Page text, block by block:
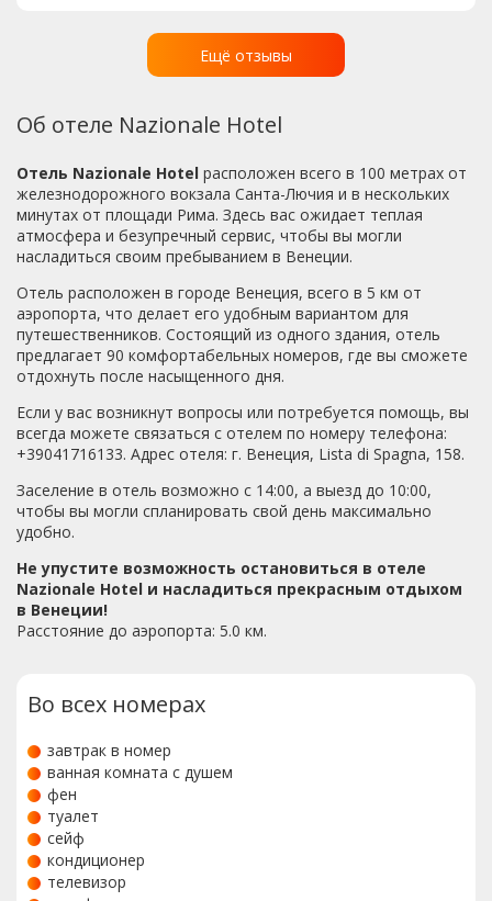
проблематично, а вдвоем совершенно невозможно.
Номер чистый, с отлично работающим кондиционером,
за что отдельное спасибо, ибо без него в августе
обычный континентальный завтрак: чай, кофе, молоко,
булочки, сыр, ветчина, хлопья, мюсли, йогурты.
горячих тостов. Персонал отеля в целом приятный и
приветливый.Выселение из гостиницы в 10 утра (могли
бы сделать хотя бы в 12, особенно если заезжаешь в 10
вечера). Чемоданы после выезда можно оставить в
комнате хранения, но за их сохранность никто не
собой. В целом отель достаточно средний, хотя если вы
едете в Венецию смотреть город, а не сидеть в отеле,
то и такого отеля вполне должно быть достаточно. На
другие вопросы по Венеции могу ответить, если кому
интересно.
Ещё отзывы
Об отеле Nazionale Hotel
Отель Nazionale Hotel расположен всего в 100 метрах от
железнодорожного вокзала Санта-Лючия и в нескольких
минутах от площади Рима. Здесь вас ожидает теплая
атмосфера и безупречный сервис, чтобы вы могли
насладиться своим пребыванием в Венеции.
Отель расположен в городе Венеция, всего в 5 км от
аэропорта, что делает его удобным вариантом для
путешественников. Состоящий из одного здания, отель
предлагает 90 комфортабельных номеров, где вы сможете
отдохнуть после насыщенного дня.
Если у вас возникнут вопросы или потребуется помощь, вы
всегда можете связаться с отелем по номеру телефона:
+39041716133. Адрес отеля: г. Венеция, Lista di Spagna, 158.
Заселение в отель возможно с 14:00, а выезд до 10:00,
чтобы вы могли спланировать свой день максимально
удобно.
Не упустите возможность остановиться в отеле
Nazionale Hotel и насладиться прекрасным отдыхом
в Венеции!
Расстояние до аэропорта: 5.0 км.
Во всех номерах
завтрак в номер
ванная комната с душем
фен
туалет
сейф
кондиционер
телевизор